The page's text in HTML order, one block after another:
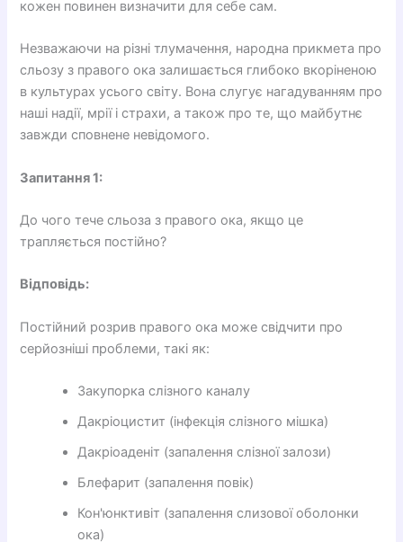
кожен повинен визначити для себе сам.
Незважаючи на різні тлумачення, народна прикмета про
сльозу з правого ока залишається глибоко вкоріненою
в культурах усього світу. Вона слугує нагадуванням про
наші надії, мрії і страхи, а також про те, що майбутнє
завжди сповнене невідомого.
Запитання 1:
До чого тече сльоза з правого ока, якщо це
трапляється постійно?
Відповідь:
Постійний розрив правого ока може свідчити про
серйозніші проблеми, такі як:
Закупорка слізного каналу
Дакріоцистит (інфекція слізного мішка)
Дакріоаденіт (запалення слізної залози)
Блефарит (запалення повік)
Кон'юнктивіт (запалення слизової оболонки
ока)